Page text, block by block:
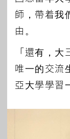
師，帶着我
由。
「還有，
唯一的交流
亞大學學習